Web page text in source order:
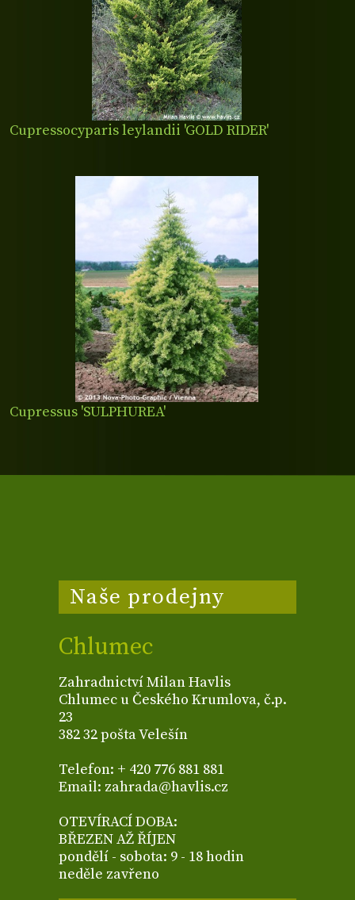
Cupressocyparis leylandii 'GOLD RIDER'
Cupressus 'SULPHUREA'
Naše prodejny
Chlumec
Zahradnictví Milan Havlis
Chlumec u Českého Krumlova, č.p.
23
382 32 pošta Velešín
Telefon: + 420 776 881 881
Email: zahrada@havlis.cz
OTEVÍRACÍ DOBA:
BŘEZEN AŽ ŘÍJEN
pondělí - sobota: 9 - 18 hodin
neděle zavřeno